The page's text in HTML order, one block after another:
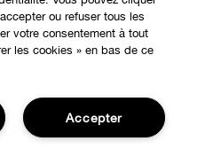
ou refuser tous les
votre consentement à tout
les cookies » en bas de ce
Accepter